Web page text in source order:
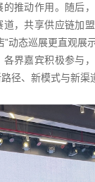
的推动作用。随后
，共享供应链加
”动态巡展更直观展
界嘉宾积极参与
径、新模式与新渠